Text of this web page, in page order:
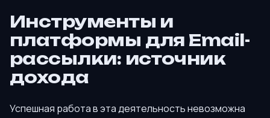
Инструменты и
платформы для Email-
рассылки: источник
дохода
Успешная работа в эта деятельность невозможна